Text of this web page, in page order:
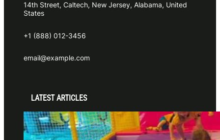
14th Street, Caltech, New Jersey, Alabama, United
States
+1 (888) 012-3456
email@example.com
LATEST ARTICLES